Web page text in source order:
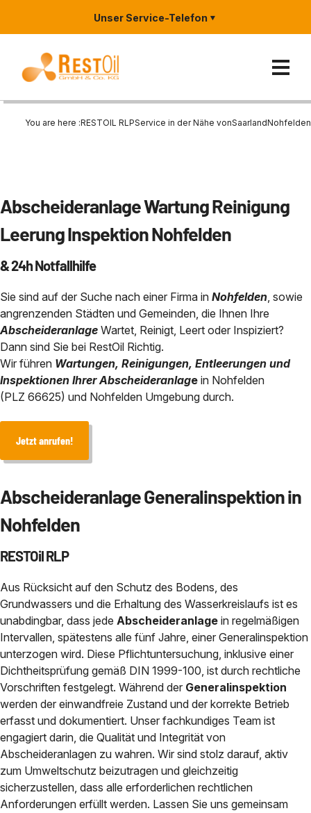
Unser Service-Telefon
Reinigung und Entleerung von
Abscheideranlagen,
Wartung
Entsorgung Ölabscheider
Abscheidersanierung
Sicherheit durch eANV
Entsorgung
Entsorgung und Verwertung
Entsorgung von
Entsorgung von
Chemisch physikalische
Branchen
Zertifizierungen
Metallverabeitung / Industrie
KFZ-Werkstatt
Bauhof / Feuerwehr
Geothermie und HDD-Spülbohr
Service in der Nähe von
Rheinland-Pfalz
Hessen
Bayern
Baden-Württemberg
Über uns
Kontakt
You are here :RESTOIL RLPService in der Nähe vonSaarlandNohfelden
Abscheideranlage Wartung Reinigung
Leerung Inspektion Nohfelden
& 24h Notfallhilfe
Sie sind auf der Suche nach einer Firma in Nohfelden , sowie
angrenzenden Städten und Gemeinden, die Ihnen Ihre
Abscheideranlage Wartet, Reinigt, Leert oder Inspiziert?
Dann sind Sie bei RestOil Richtig.
Wir führen Wartungen, Reinigungen, Entleerungen und
Inspektionen Ihrer Abscheideranlage in Nohfelden
(PLZ 66625) und Nohfelden Umgebung durch.
Jetzt anrufen!
Abscheideranlage Generalinspektion in
Nohfelden
RESTOil RLP
Aus Rücksicht auf den Schutz des Bodens, des
Grundwassers und die Erhaltung des Wasserkreislaufs ist es
unabdingbar, dass jede Abscheideranlage in regelmäßigen
Intervallen, spätestens alle fünf Jahre, einer Generalinspektion
unterzogen wird. Diese Pflichtuntersuchung, inklusive einer
Dichtheitsprüfung gemäß DIN 1999-100, ist durch rechtliche
Vorschriften festgelegt. Während der Generalinspektion
werden der einwandfreie Zustand und der korrekte Betrieb
erfasst und dokumentiert. Unser fachkundiges Team ist
engagiert darin, die Qualität und Integrität von
Abscheideranlagen zu wahren. Wir sind stolz darauf, aktiv
zum Umweltschutz beizutragen und gleichzeitig
sicherzustellen, dass alle erforderlichen rechtlichen
Anforderungen erfüllt werden. Lassen Sie uns gemeinsam